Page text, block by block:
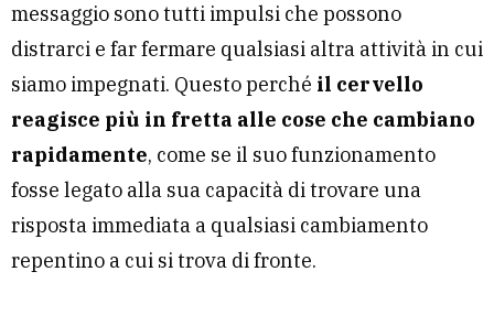
messaggio sono tutti impulsi che possono
distrarci e far fermare qualsiasi altra attività in cui
siamo impegnati. Questo perché il cervello
reagisce più in fretta alle cose che cambiano
rapidamente, come se il suo funzionamento
fosse legato alla sua capacità di trovare una
risposta immediata a qualsiasi cambiamento
repentino a cui si trova di fronte.